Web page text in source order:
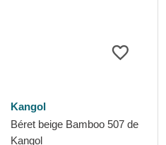
Kangol
Béret beige Bamboo 507 de
Kangol